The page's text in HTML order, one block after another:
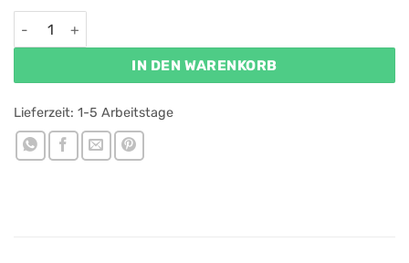
Fekete Pince Juhfark 2020 Menge
IN DEN WARENKORB
Lieferzeit: 1-5 Arbeitstage